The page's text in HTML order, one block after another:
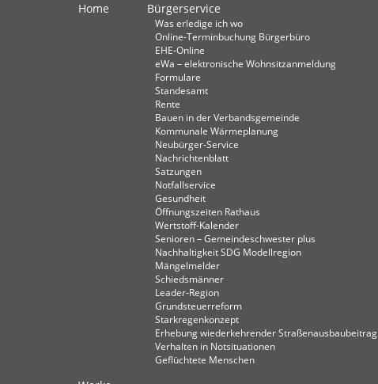
Home Bürgerservice
Was erledige ich wo
Online-Terminbuchung Bürgerbüro
EHE-Online
eWa – elektronische Wohnsitzanmeldung
Formulare
Standesamt
Rente
Bauen in der Verbandsgemeinde
Kommunale Wärmeplanung
Neubürger-Service
Nachrichtenblatt
Satzungen
Notfallservice
Gesundheit
Öffnungszeiten Rathaus
Wertstoff-Kalender
Senioren – Gemeindeschwester plus
Nachhaltigkeit SDG Modellregion
Mängelmelder
Schiedsmänner
Leader-Region
Grundsteuerreform
Starkregenkonzept
Erhebung wiederkehrender Straßenausbaubeitrag
Verhalten in Not­situationen
Geflüchtete Menschen